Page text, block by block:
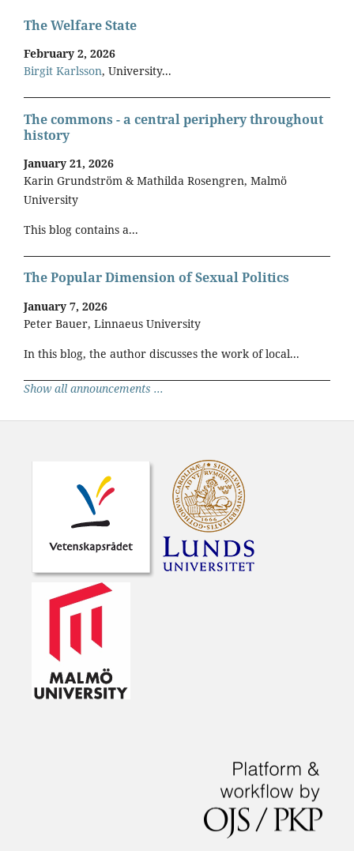
The Welfare State
February 2, 2026
Birgit Karlsson, University...
The commons - a central periphery throughout
history
January 21, 2026
Karin Grundström & Mathilda Rosengren, Malmö
University
This blog contains a...
The Popular Dimension of Sexual Politics
January 7, 2026
Peter Bauer, Linnaeus University
In this blog, the author discusses the work of local...
Show all announcements ...